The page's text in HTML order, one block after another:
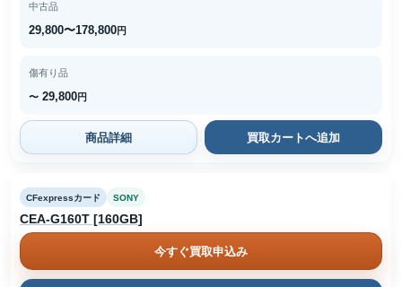
中古品
29,800〜178,800円
傷有り品
〜 29,800円
商品詳細 買取カートへ追加
CFexpressカード SONY
CEA-G160T [160GB]
今すぐ買取申込み